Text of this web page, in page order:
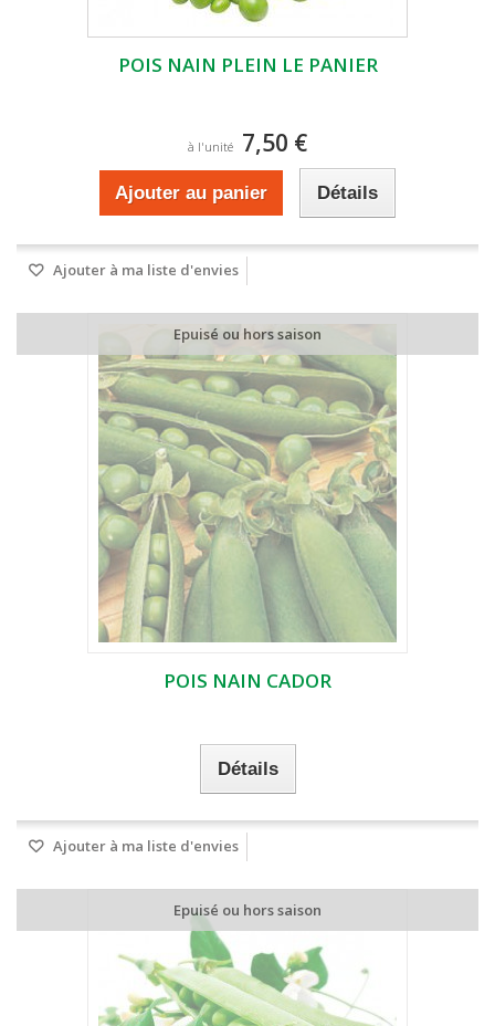
POIS NAIN PLEIN LE PANIER
à l'unité 7,50 €
Ajouter au panier Détails
Ajouter à ma liste d'envies
Epuisé ou hors saison
POIS NAIN CADOR
Détails
Ajouter à ma liste d'envies
Epuisé ou hors saison